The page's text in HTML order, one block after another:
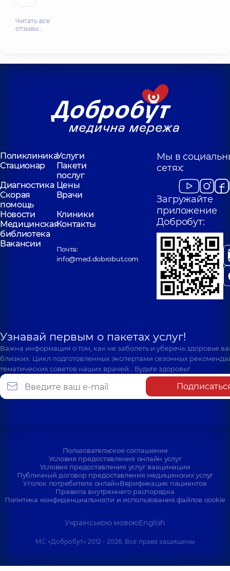
Читать все
отзывы…
ПоликлиникаУслуги
Стационар
Пакети
послуг
Диагностика Цены
Скорая
помощь
Врачи
Новости
Клиники
Медицинская
библиотека
Контакты
Вакансии
Почта:
info@med.dobrobut.com
Мы в
сетях:
Загружайте
приложение
Добробут:
Узнавай первым о пакетах услуг!
Важна информация о том, как не заболеть и уберечь здоровье
близких. Цикл подготовленных экспертами сезонных
тематических советов наших врачей… Будьте здоровы!
Пользовательское соглашение
Условия предоставления онлайн услуг
Условия предоставления услуг вакцинации
Публичный договор предоставления медицинских услуг
Уголок потребителя онлайнВерификация пациентов
Правила внутреннего распорядка
Политика конфиденциальности и использования файлов cookie
Українською мовоюEnglish
МС «Добробут» 2012 - 2026. Все права защищены